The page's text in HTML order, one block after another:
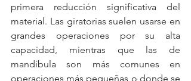
primera reducción significativa del
material. Las giratorias suelen usarse en
grandes operaciones por su alta
capacidad, mientras que las de
mandíbula son más comunes en
operaciones más pequeñas o donde se